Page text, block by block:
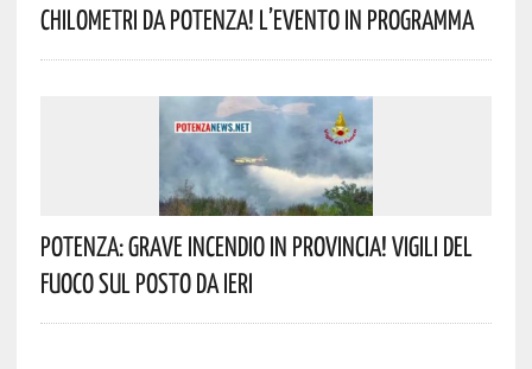
Chilometri Da Potenza! L’evento In Programma
Potenza: Grave Incendio In Provincia! Vigili Del
Fuoco Sul Posto Da Ieri